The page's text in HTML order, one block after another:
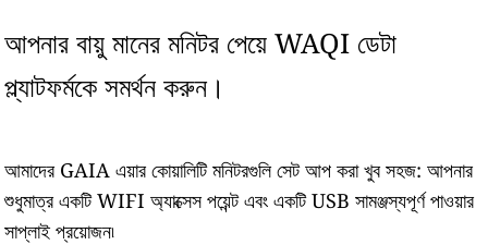
আপনার বায়ু মানের মনিটর পেয়ে WAQI ডেটা
প্ল্যাটফর্মকে সমর্থন করুন।
আমাদের GAIA এয়ার কোয়ালিটি মনিটরগুলি সেট আপ করা খুব সহজ: আপনার
শুধুমাত্র একটি WIFI অ্যাক্সেস পয়েন্ট এবং একটি USB সামঞ্জস্যপূর্ণ পাওয়ার
সাপ্লাই প্রয়োজন৷